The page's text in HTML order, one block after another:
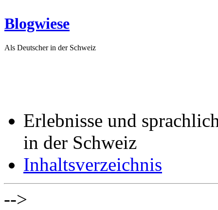
Blogwiese
Als Deutscher in der Schweiz
Erlebnisse und
in der Schweiz
Inhaltsverzeichnis
-->